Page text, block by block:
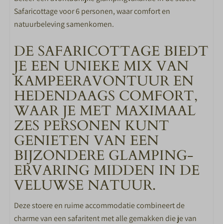
Flatscreen TV
KEUKEN
Keuken
4-pits gasstel
Combimagnetron
Complete keukeninventaris
Fluitketel
Koelkast met vriesvak
Nespresso koffiemachine
Vaatwasser
SLAAPKAMER
Aantal slaapkamers: 2
Afmeting bedden 80*200cm
Safaricottage voor 6 personen, waar comfort en
natuurbeleving samenkomen.
DE SAFARICOTTAGE BIEDT
JE EEN UNIEKE MIX VAN
KAMPEERAVONTUUR EN
HEDENDAAGS COMFORT,
WAAR JE MET MAXIMAAL
ZES PERSONEN KUNT
GENIETEN VAN EEN
BIJZONDERE GLAMPING-
ERVARING MIDDEN IN DE
VELUWSE NATUUR.
Deze stoere en ruime accommodatie combineert de
charme van een safaritent met alle gemakken die je van